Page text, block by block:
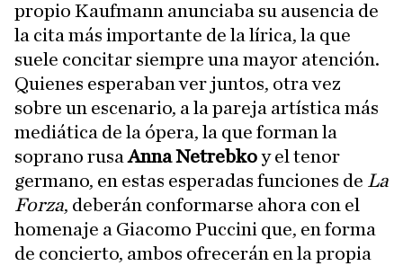
propio Kaufmann anunciaba su ausencia de
la cita más importante de la lírica, la que
suele concitar siempre una mayor atención.
Quienes esperaban ver juntos, otra vez
sobre un escenario, a la pareja artística más
mediática de la ópera, la que forman la
soprano rusaAnna Netrebkoy el tenor
germano, en estas esperadas funciones de La
Forza, deberán conformarse ahora con el
homenaje a Giacomo Puccini que, en forma
de concierto, ambos ofrecerán en la propia